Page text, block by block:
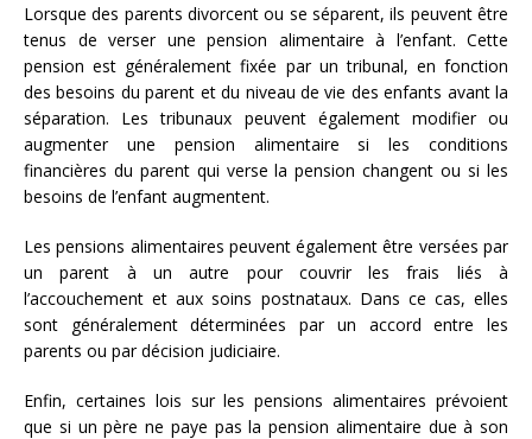
Lorsque des parents divorcent ou se séparent, ils peuvent être
tenus de verser une pension alimentaire à l’enfant. Cette
pension est généralement fixée par un tribunal, en fonction
des besoins du parent et du niveau de vie des enfants avant la
séparation. Les tribunaux peuvent également modifier ou
augmenter une pension alimentaire si les conditions
financières du parent qui verse la pension changent ou si les
besoins de l’enfant augmentent.
Les pensions alimentaires peuvent également être versées par
un parent à un autre pour couvrir les frais liés à
l’accouchement et aux soins postnataux. Dans ce cas, elles
sont généralement déterminées par un accord entre les
parents ou par décision judiciaire.
Enfin, certaines lois sur les pensions alimentaires prévoient
que si un père ne paye pas la pension alimentaire due à son